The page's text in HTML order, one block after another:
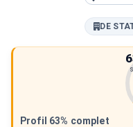
DE
Profil 63% complet